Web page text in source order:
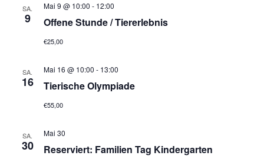
SA.
9 Offene Stunde / Tiererlebnis
Mai 9 @ 10:00 - 12:00
€25,00
SA.
16 Tierische Olympiade
Mai 16 @ 10:00 - 13:00
€55,00
SA.
30 Reserviert: Familien Tag Kindergarten
Mai 30